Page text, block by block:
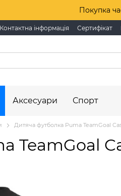
Покупка
Контактна інформація Сертифікат
Аксесуари Спорт
Дитяча футболка Puma TeamGoal
TeamGoal